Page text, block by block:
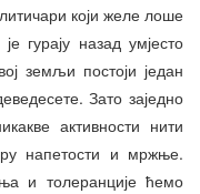
који желе лоше
гурају назад умјесто
земљи постоји један
Зато заједно
активности нити
напетости и мржње.
и толеранције ћемо